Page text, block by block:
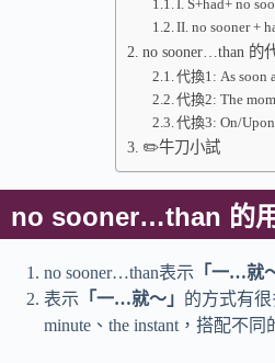
I. S+had+ no
II. no sooner +
no sooner…than 的
代換1: As soon
代換2: The
代換3: On/
✏️牛刀小試
no sooner…than 的
no sooner…than表示 「一…就
表示 「一…就～」 的方式有很
minute、the instant，搭配不